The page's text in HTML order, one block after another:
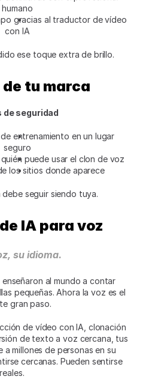
humano
gracias al traductor de vídeo
con IA
ese toque extra de brillo.
tu marca
de seguridad
entrenamiento en un lugar
seguro
puede usar el clon de voz
los sitios donde aparece
seguir siendo tuya.
IA para voz
su idioma.
al mundo a contar
pequeñas. Ahora la voz es el
gran paso.
de vídeo con IA, clonación
de texto a voz cercana, tus
a millones de personas en su
cercanas. Pueden sentirse
reales.